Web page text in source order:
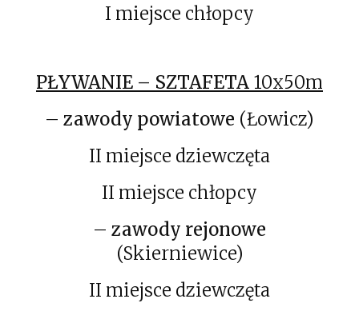
I miejsce chłopcy
PŁYWANIE – SZTAFETA 10x50m
– zawody powiatowe (Łowicz)
II miejsce dziewczęta
II miejsce chłopcy
– zawody rejonowe
(Skierniewice)
II miejsce dziewczęta